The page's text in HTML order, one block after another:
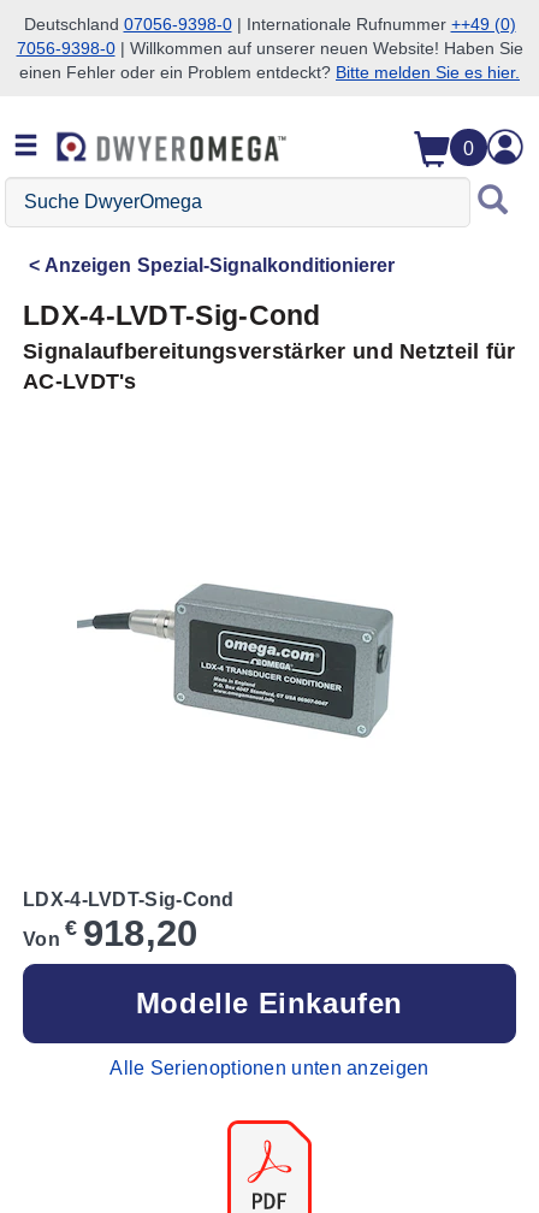
Zum Suchen überspringen
Zum Hauptinhalt überspringen
Zur Navigation überspringen
Deutschland 07056-9398-0| Internationale Rufnummer ++49 (0)
7056-9398-0| Willkommen auf unserer neuen Website! Haben Sie
einen Fehler oder ein Problem entdeckt? Bitte melden Sie es hier.
0
Suche
DwyerOmega
Anzeigen Spezial-Signalkonditionierer
LDX-4-LVDT-Sig-Cond
Signalaufbereitungsverstärker und Netzteil für
AC-LVDT's
LDX-4-LVDT-Sig-Cond
Von € 918,20
Modelle Einkaufen
Alle Serienoptionen unten anzeigen